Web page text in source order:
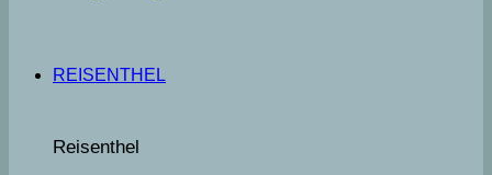
REISENTHEL
Reisenthel